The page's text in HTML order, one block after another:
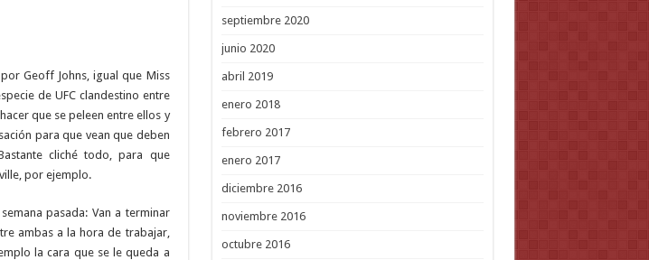
Geoff Johns, igual que Miss
de UFC clandestino entre
que se peleen entre ellos y
para que vean que deben
cliché todo, para que
por ejemplo.
pasada: Van a terminar
ambas a la hora de trabajar,
la cara que se le queda a
septiembre 2020
junio 2020
abril 2019
enero 2018
febrero 2017
enero 2017
diciembre 2016
noviembre 2016
octubre 2016